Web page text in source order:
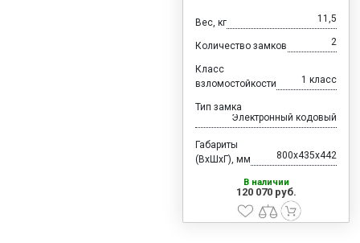
Вес, кг 11,5
Количество замков 2
Класс
взломостойкости
1 класс
Тип замка
Электронный кодовый
Габариты
(ВхШхГ), мм
800x435x442
В наличии
120 070 руб.